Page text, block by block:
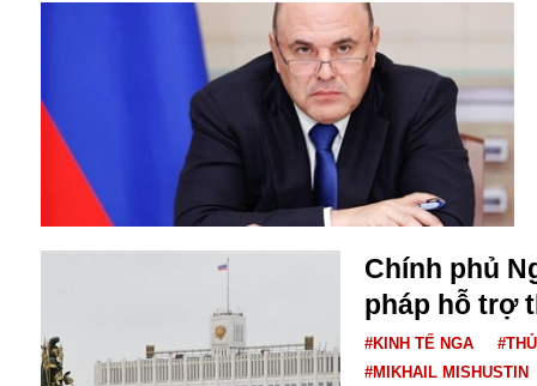
Aeroflot
ASEAN
Argentina
Azovstal
Chính phủ
pháp hỗ trợ
#KINH TẾ NGA
#MIKHAIL MISHUSTIN